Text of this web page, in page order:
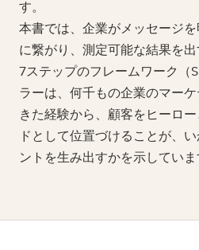
す。
本書では、企業がメッセージ
に繋がり、測定可能な結果を
7ステップのフレームワーク（
ラーは、何千もの企業のマー
きた経験から、顧客をヒーロ
ドとして位置づけることが、
ントを生み出すかを示していま